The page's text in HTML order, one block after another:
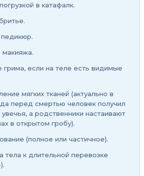
в катафалк.
макияжа.
если на теле есть видимые
мягких тканей (актуально в
перед смертью человек получил
а родственники настаивают
в открытом гробу).
(полное или частичное).
тела к длительной перевозке